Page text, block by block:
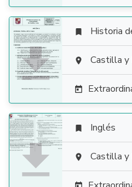

 Historia
 Castilla y


 Inglés
 Castilla y